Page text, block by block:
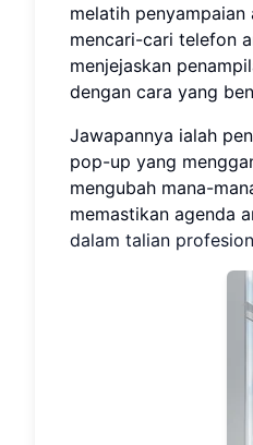
melatih penyampaian
mencari-cari telefon
menjejaskan
dengan cara yang
Jawapannya ialah
pop-up yang
mengubah mana-
memastikan agenda
dalam talian